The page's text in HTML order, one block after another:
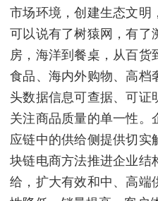
市场环境，创建生态文明
可以说有了树猿网，有了
房，海洋到餐桌，从百货
食品、海内外购物、高档
头数据信息可查据、可证
关注商品质量的单一性。
应链中的供给侧提供切实
块链电商方法推进企业结
给，扩大有效和中、高端